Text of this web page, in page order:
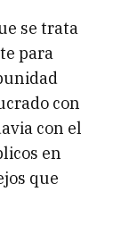
se trata
para
con
con el
en
que